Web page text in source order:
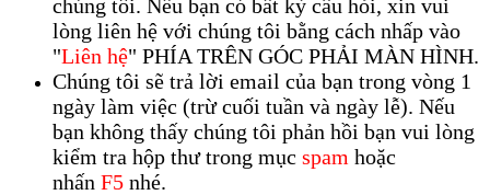
chúng tôi. Nếu bạn có bất kỳ câu hỏi, xin vui
lòng liên hệ với chúng tôi bằng cách nhấp vào
"Liên hệ" PHÍA TRÊN GÓC PHẢI MÀN HÌNH.
Chúng tôi sẽ trả lời email của bạn trong vòng 1
ngày làm việc (trừ cuối tuần và ngày lễ). Nếu
bạn không thấy chúng tôi phản hồi bạn vui lòng
kiểm tra hộp thư trong mục spam hoặc
nhấn F5 nhé.